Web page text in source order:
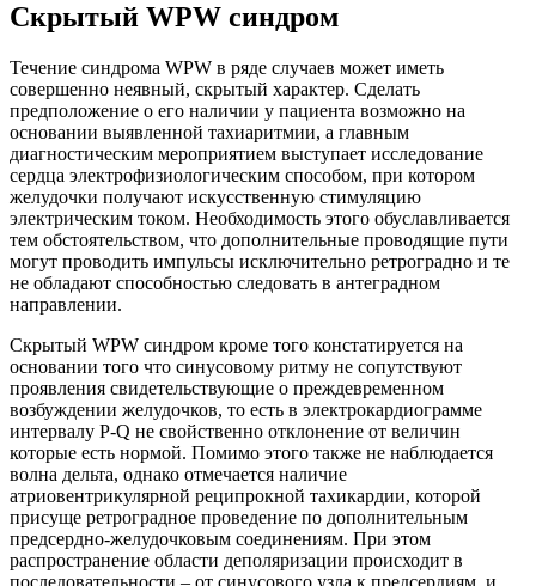
Скрытый WPW синдром
Течение синдрома WPW в ряде случаев может иметь
совершенно неявный, скрытый характер. Сделать
предположение о его наличии у пациента возможно на
основании выявленной тахиаритмии, а главным
диагностическим мероприятием выступает исследование
сердца электрофизиологическим способом, при котором
желудочки получают искусственную стимуляцию
электрическим током. Необходимость этого обуславливается
тем обстоятельством, что дополнительные проводящие пути
могут проводить импульсы исключительно ретроградно и те
не обладают способностью следовать в антеградном
направлении.
Скрытый WPW синдром кроме того констатируется на
основании того что синусовому ритму не сопутствуют
проявления свидетельствующие о преждевременном
возбуждении желудочков, то есть в электрокардиограмме
интервалу P-Q не свойственно отклонение от величин
которые есть нормой. Помимо этого также не наблюдается
волна дельта, однако отмечается наличие
атриовентрикулярной реципрокной тахикардии, которой
присуще ретроградное проведение по дополнительным
предсердно-желудочковым соединениям. При этом
распространение области деполяризации происходит в